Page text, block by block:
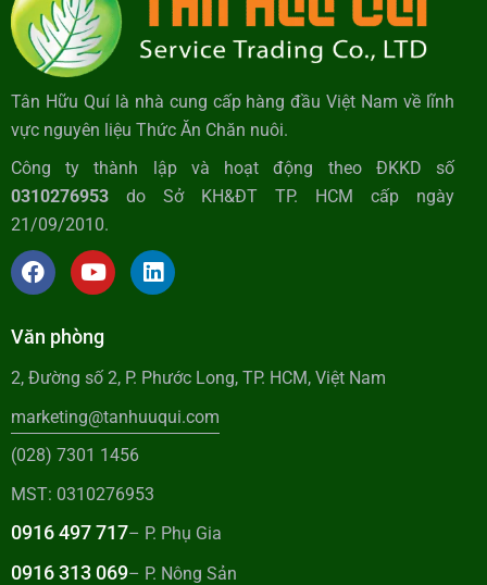
Tân Hữu Quí là nhà cung cấp hàng đầu Việt Nam về lĩnh
vực nguyên liệu Thức Ăn Chăn nuôi.
Công ty thành lập và hoạt động theo ĐKKD số
0310276953 do Sở KH&ĐT TP. HCM cấp ngày
21/09/2010.
Văn phòng
2, Đường số 2, P. Phước Long, TP. HCM, Việt Nam
marketing@tanhuuqui.com
(028) 7301 1456
MST: 0310276953
0916 497 717– P. Phụ Gia
0916 313 069– P. Nông Sản